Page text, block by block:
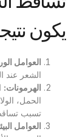
يكون
العوامل
الشعر عند
الهرمونات:
الحمل،
تسبب
العوامل